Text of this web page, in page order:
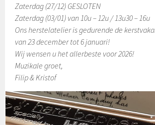
Zaterdag (27/12) GESLOTEN
Zaterdag (03/01) van 10u – 12u / 13u30 – 16u
Ons herstelatelier is gedurende de
van 23 december tot 6 januari!
Wij wensen u het allerbeste voor 2026!
Muzikale groet,
Filip & Kristof